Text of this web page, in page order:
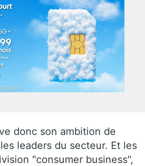
donc son ambition de
leaders du secteur. Et les
"consumer business",